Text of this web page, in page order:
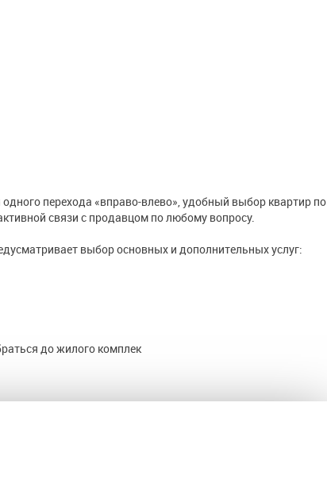
перехода «вправо-влево», удобный выбор квартир по
связи с продавцом по любому вопросу.
выбор основных и дополнительных услуг:
до жилого комплек